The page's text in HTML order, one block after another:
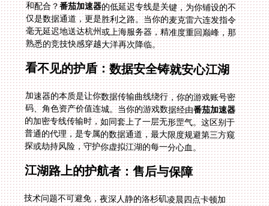
和配合？番茄加速器的低延迟专线是关键，为你铺设的不
仅是数据通道，更是胜利之路。当你的麦克雷六连发指令
毫无延迟地送达杭州或上海服务器，精准度重回巅峰，那
熟悉的竞技快感穿越大洋再次降临。
看不见的护盾：数据安全铸就安心江湖
加速器的本质是让你数据传输曲线绕行，你的游戏账号密
码、角色资产价值连城。当你的游戏数据经由番茄加速器
的加密专线传输时，如同套上了一层无形罡气。这区别于
普通的代理，是专属的数据通道，最大限度规避第三方窥
探或劫持风险，守护你虚拟江湖的每一分心血。
江湖路上的护航者：售后与保障
技术问题不可避免，夜深人静的洛杉矶凌晨四点卡顿加